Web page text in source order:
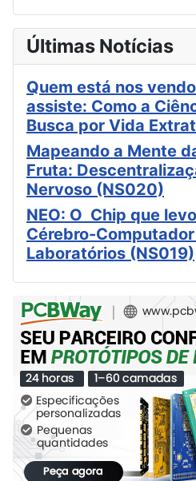
Últimas Notícias
Quem está nos
assiste: Como a
Busca por Vida
Mapeando a Mente
Fruta:
Nervoso (NS020)
NEO: O Chip que
Cérebro-
Laboratórios (NS019)